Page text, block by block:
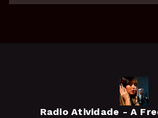
Radio Atividade - A